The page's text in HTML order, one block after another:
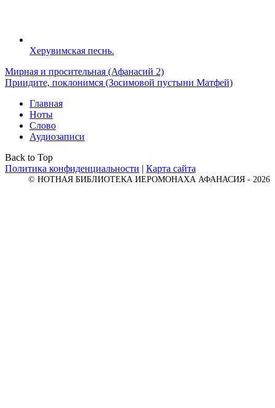
Херувимская песнь.
Мирная и просительная (Афанасий 2)
Приидите, поклонимся (Зосимовой пустыни Матфей)
Главная
Ноты
Слово
Аудиозаписи
Back to Top
Политика конфиденциальности | Карта сайта
© НОТНАЯ БИБЛИОТЕКА ИЕРОМОНАХА АФАНАСИЯ - 2026